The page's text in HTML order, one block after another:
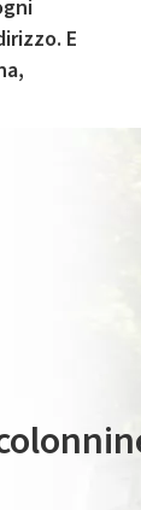
E
è gestito